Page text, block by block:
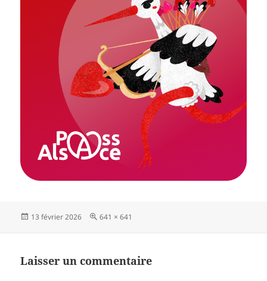
Publié
13 février 2026
Taille
641 × 641
Laisser un commentaire